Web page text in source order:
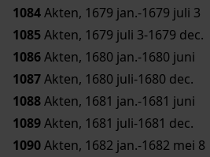
1084Akten, 1679 jan.-1679 juli 3
1085Akten, 1679 juli 3-1679 dec.
1086Akten, 1680 jan.-1680 juni
1087Akten, 1680 juli-1680 dec.
1088Akten, 1681 jan.-1681 juni
1089Akten, 1681 juli-1681 dec.
1090Akten, 1682 jan.-1682 mei 8